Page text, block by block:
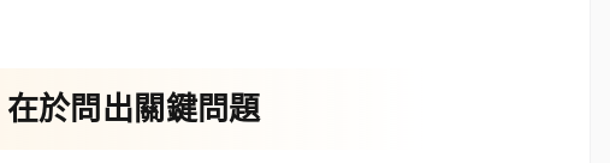
於問出關鍵問題